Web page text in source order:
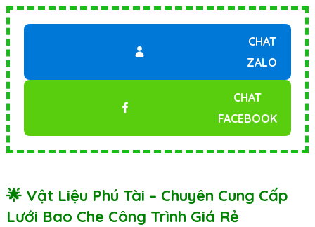
CHAT
ZALO
CHAT
FACEBOOK
🌟 Vật Liệu Phú Tài – Chuyên Cung Cấp
Lưới Bao Che Công Trình Giá Rẻ